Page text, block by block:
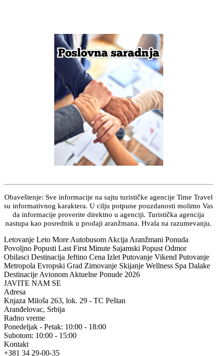
Obaveštenje: Sve informacije na sajtu turističke agencije Time Travel
su informativnog karaktera. U cilju potpune pouzdanosti molimo Vas
da informacije proverite direktno u agenciji. Turistička agencija
nastupa kao posrednik u prodaji aranžmana. Hvala na razumevanju.
Letovanje Leto More Autobusom Akcija Aranžmani Ponuda
Povoljno Popusti Last First Minute Sajamski Popust Odmor
Obilasci Destinacija Jeftino Cena Izlet Putovanje Vikend Putovanje
Metropola Evropski Grad Zimovanje Skijanje Wellness Spa Dalake
Destinacije Avionom Aktuelne Ponude 2026
JAVITE NAM SE
Adresa
Knjaza Miloša 263, lok. 29 - TC Peštan
Aranđelovac, Srbija
Radno vreme
Ponedeljak - Petak: 10:00 - 18:00
Subotom: 10:00 - 15:00
Kontakt
+381 34 29-00-35